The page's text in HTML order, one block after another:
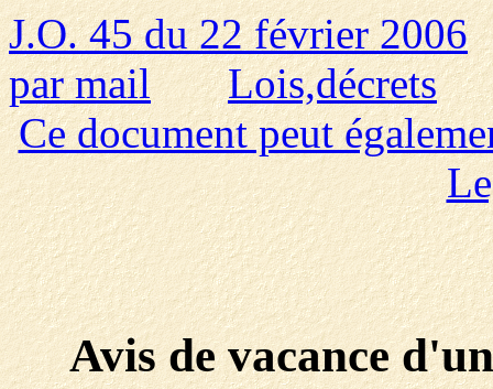
J.O. 45 du 22 février 2006
par mail
Lois,décrets
Ce document peut
Avis de vacance